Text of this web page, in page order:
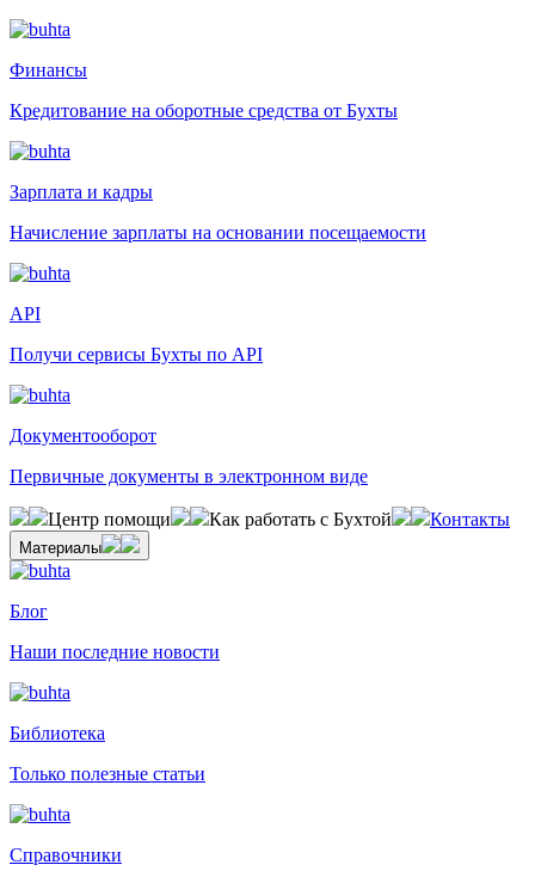
Финансы
Кредитование на оборотные средства от Бухты
Зарплата и кадры
Начисление зарплаты на основании посещаемости
API
Получи сервисы Бухты по API
Документооборот
Первичные документы в электронном виде
Центр помощи Как работать с Бухтой Контакты
Материалы
Блог
Наши последние новости
Библиотека
Только полезные статьи
Справочники